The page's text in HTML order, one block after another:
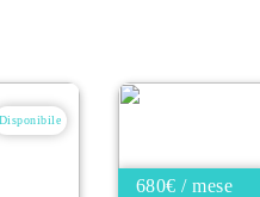
Disponibile
680€ / mese